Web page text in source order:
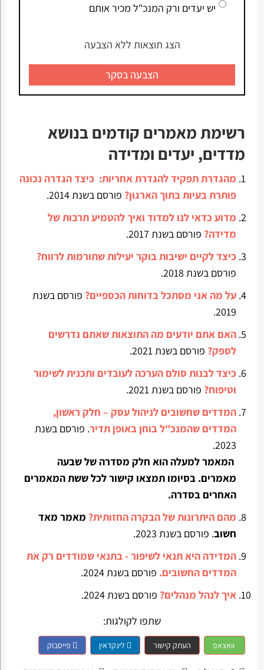
יש יעדים ורק המנכ"ל מכיר אותם
הצג תוצאות ללא הצבעה
הצבעה בסקר
רשימת מאמרים קודמים בנושא
מדדים, יעדים ומדידה
מהגדרת תפקיד להגדרת אחריות: כיצד הגדרה נכונה
פותרת בעיות בתוך הארגון? פורסם בשנת 2014.
מדוע כדאי לנו למדוד ואיך להטמיע תרבות של
מדידה? פורסם בשנת 2017.
כיצד לקיים ישיבות בוקר יעילות שתורמות לרווח?
פורסם בשנת 2018.
על מה אני מסתכל בדוחות הכספיים? פורסם בשנת
2019.
האם אתם יודעים מה התוצאות שאתם נדרשים
לספק? פורסם בשנת 2021.
כיצד לבנות סולם הערכה לעובדים ותכנית לשימור
וטיפוח? פורסם בשנת 2021.
המדדים שחשובים לניהול עסק – חלק ראשון,
המדדים שהמנכ"ל בוחן באופן תדיר. פורסם בשנת
2023.
המאמר למעלה הוא חלק מסדרה של שבעה
מאמרים. בסיומו תמצאו קישור לכל ששת המאמרים
האחרים בסדרה.
מהם היתרונות של הבקרה החזותית? מאמר מאד
חשוב. פורסם בשנת 2023.
המדידה היא תנאי לשיפור - בתנאי שמודדים רק את
המדדים החשובים. פורסם בשנת 2024.
איך לנהל מנהלים? פורסם בשנת 2024.
שתפו לקולגות:
וואצאפ העתק קישור לינקדאין פייסבוק